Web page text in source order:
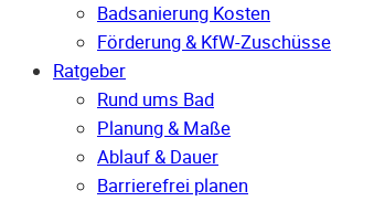
Badsanierung Kosten
Förderung & KfW-Zuschüsse
Ratgeber
Rund ums Bad
Planung & Maße
Ablauf & Dauer
Barrierefrei planen